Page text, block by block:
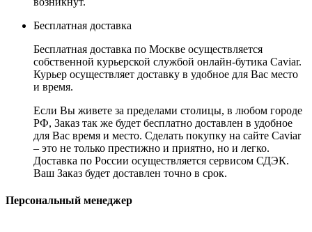
Бесплатная доставка
Бесплатная доставка по Москве осуществляется
собственной курьерской службой онлайн-бутика Caviar.
Курьер осуществляет доставку в удобное для Вас место
и время.
Если Вы живете за пределами столицы, в любом городе
РФ, Заказ так же будет бесплатно доставлен в удобное
для Вас время и место. Сделать покупку на сайте Caviar
– это не только престижно и приятно, но и легко.
Доставка по России осуществляется сервисом СДЭК.
Ваш Заказ будет доставлен точно в срок.
Персональный менеджер